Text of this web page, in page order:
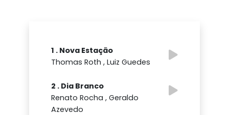
1 . Nova Estação
Thomas Roth , Luiz Guedes
2 . Dia Branco
Renato Rocha , Geraldo
Azevedo